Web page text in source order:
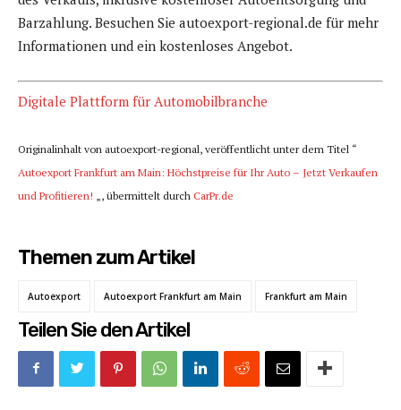
Barzahlung. Besuchen Sie autoexport-regional.de für mehr
Informationen und ein kostenloses Angebot.
Digitale Plattform für Automobilbranche
Originalinhalt von autoexport-regional, veröffentlicht unter dem Titel “
Autoexport Frankfurt am Main: Höchstpreise für Ihr Auto – Jetzt Verkaufen
und Profitieren! „, übermittelt durch CarPr.de
Themen zum Artikel
Autoexport Autoexport Frankfurt am Main Frankfurt am Main
Teilen Sie den Artikel